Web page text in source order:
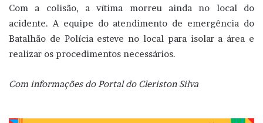
Com a colisão, a vítima morreu ainda no local do
acidente. A equipe do atendimento de emergência do
Batalhão de Polícia esteve no local para isolar a área e
realizar os procedimentos necessários.
Com informações do Portal do Cleriston Silva